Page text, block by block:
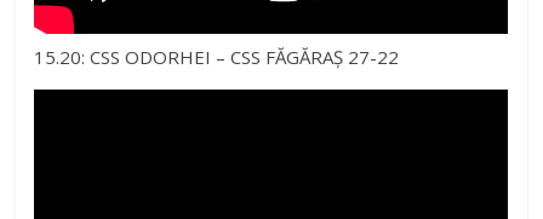
15.20: CSS ODORHEI – CSS FĂGĂRAȘ 27-22